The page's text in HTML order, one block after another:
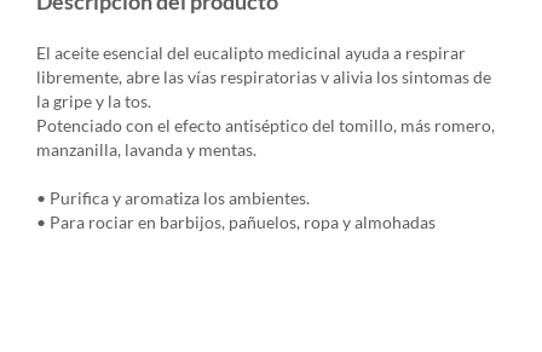
El aceite esencial del eucalipto medicinal ayuda a respirar
libremente, abre las vías respiratorias v alivia los sintomas de
la gripe y la tos.
Potenciado con el efecto antiséptico del tomillo, más romero,
manzanilla, lavanda y mentas.
• Purifica y aromatiza los ambientes.
• Para rociar en barbijos, pañuelos, ropa y almohadas